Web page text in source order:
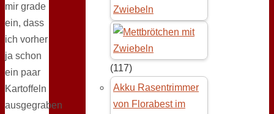
mir grade
ein, dass
ich vorher
ja schon
ein paar
Kartoffeln
ausgegraben
Zwiebeln
(117)
Akku Rasentrimmer
von Florabest im